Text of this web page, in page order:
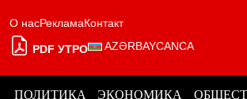
О насРекламаКонтакт
PDF УТРО AZƏRBAYCANCA
ПОЛИТИКА ЭКОНОМИКА